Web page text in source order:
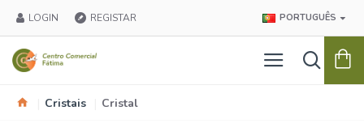
LOGIN REGISTAR PORTUGUÊS
Cristais Cristal